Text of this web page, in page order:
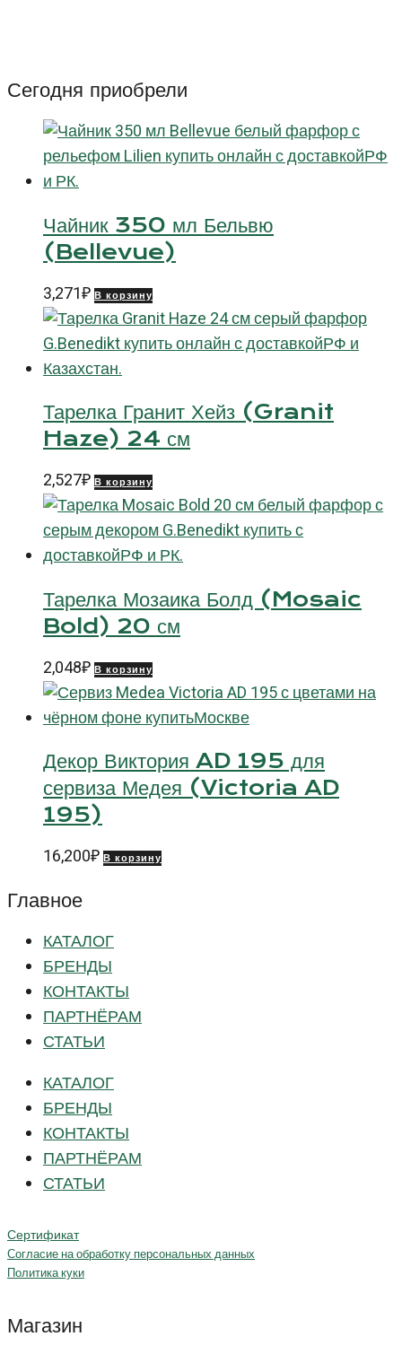
350
мл
Сегодня приобрели
Чайник 350 мл Бельвю
(Bellevue)
3,271₽ В корзину
Тарелка Гранит Хейз (Granit
Haze) 24 см
2,527₽ В корзину
Тарелка Мозаика Болд (Mosaic
Bold) 20 см
2,048₽ В корзину
Декор Виктория AD 195 для
сервиза Медея (Victoria AD
195)
16,200₽ В корзину
Главное
КАТАЛОГ
БРЕНДЫ
КОНТАКТЫ
ПАРТНЁРАМ
СТАТЬИ
КАТАЛОГ
БРЕНДЫ
КОНТАКТЫ
ПАРТНЁРАМ
СТАТЬИ
Сертификат
Согласие на обработку персональных данных
Политика куки
Магазин